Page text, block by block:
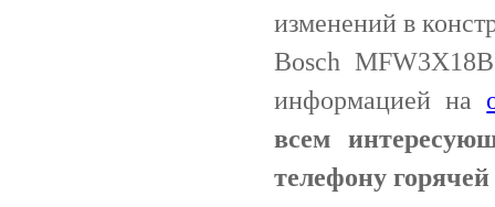
изменений в
Bosch
информацией на
всем
телефону